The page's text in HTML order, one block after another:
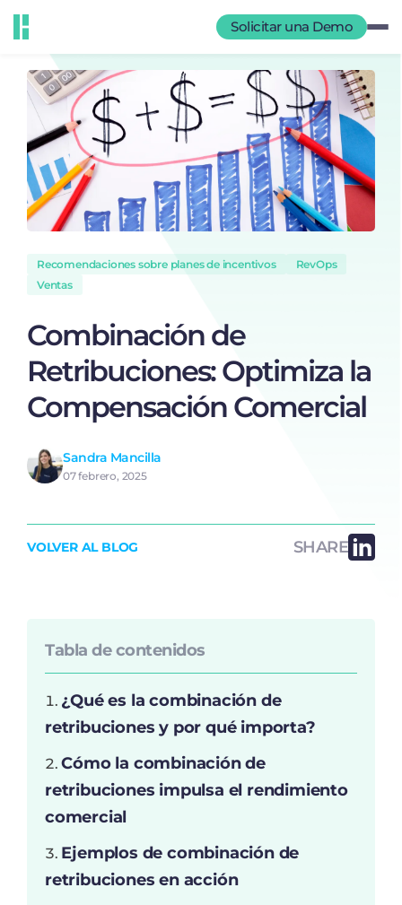
Solicitar una Demo
Recomendaciones sobre planes de incentivos
RevOps
Ventas
Combinación de
Retribuciones: Optimiza la
Compensación Comercial
Sandra Mancilla
07 febrero, 2025
VOLVER AL BLOG SHARE
Tabla de contenidos
¿Qué es la combinación de
retribuciones y por qué importa?
Cómo la combinación de
retribuciones impulsa el rendimiento
comercial
Ejemplos de combinación de
retribuciones en acción